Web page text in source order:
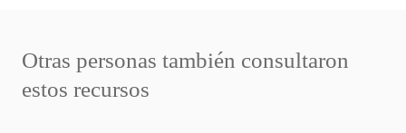
Otras personas también consultaron
estos recursos